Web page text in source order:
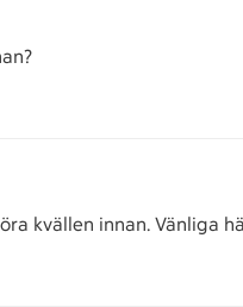
kvällen innan. Vänliga